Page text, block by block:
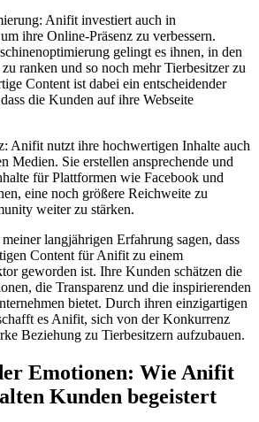
Anifit investiert auch in
ihre Online-Präsenz zu verbessern.
gelingt es ihnen, in den
ranken und so noch mehr Tierbesitzer zu
Content ist dabei ein entscheidender
die Kunden auf ihre Webseite
Anifit nutzt ihre hochwertigen Inhalte auch
Medien. Sie erstellen ansprechende und
für Plattformen wie Facebook und
eine noch größere Reichweite zu
weiter zu stärken.
langjährigen Erfahrung sagen, dass
Content für Anifit zu einem
geworden ist. Ihre Kunden schätzen die
die Transparenz und die inspirierenden
bietet. Durch ihren einzigartigen
es Anifit, sich von der Konkurrenz
Beziehung zu Tierbesitzern aufzubauen.
Emotionen: Wie Anifit
Kunden begeistert